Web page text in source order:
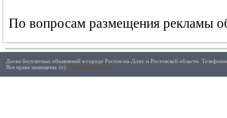
По вопросам размещения рекламы
Доска бесплатных объявлений в городе Ростов-на-Дону и Ростовской области.
Все права защищены. (с) Реклама на сайте